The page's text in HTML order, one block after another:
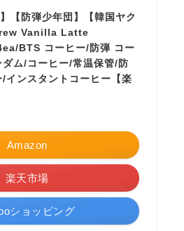
【防弾少年団】【韓国ヤク
Vanilla Latte
BTS コーヒー/防弾 コー
ム/コーヒー/常温保管/防
インスタントコーヒー【楽
Amazon
楽天市場
ショッピング